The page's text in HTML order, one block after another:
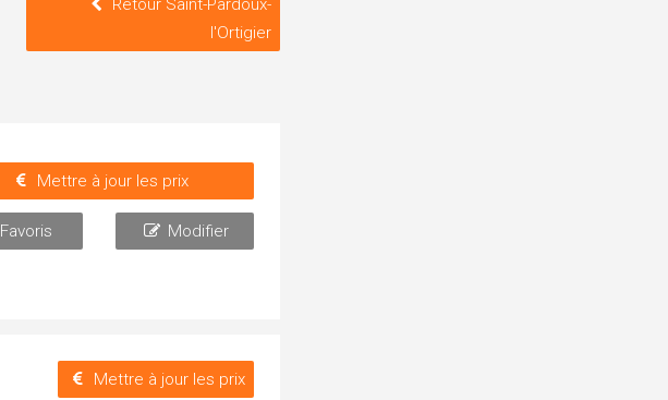
Retour Saint-Pardoux-
l'Ortigier
Mettre à jour les prix
Favoris Modifier
Mettre à jour les prix